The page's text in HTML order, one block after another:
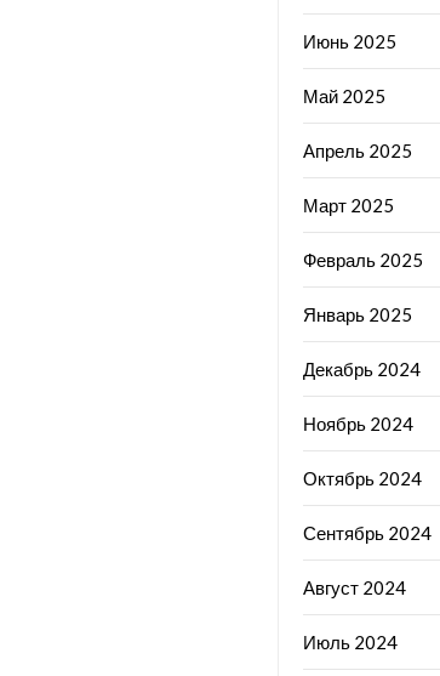
Июнь 2025
Май 2025
Апрель 2025
Март 2025
Февраль 2025
Январь 2025
Декабрь 2024
Ноябрь 2024
Октябрь 2024
Сентябрь 2024
Август 2024
Июль 2024